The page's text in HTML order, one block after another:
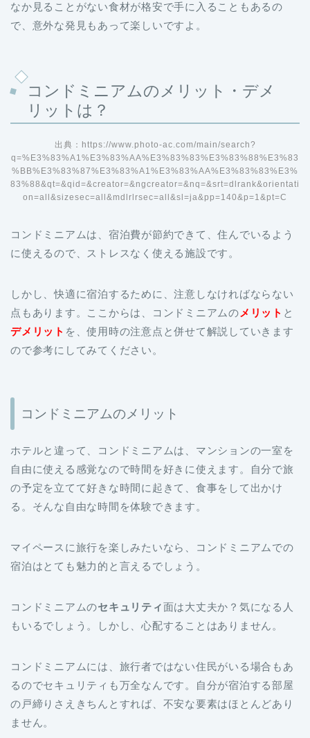
なか見ることがない食材が格安で手に入ることもあるの
で、意外な発見もあって楽しいですよ。
コンドミニアムのメリット・デメ
リットは？
出典：https://www.photo-ac.com/main/search?
q=%E3%83%A1%E3%83%AA%E3%83%83%E3%83%88%E3%83
%BB%E3%83%87%E3%83%A1%E3%83%AA%E3%83%83%E3%
83%88&qt=&qid=&creator=&ngcreator=&nq=&srt=dlrank&orientati
on=all&sizesec=all&mdlrlrsec=all&sl=ja&pp=140&p=1&pt=C
コンドミニアムは、宿泊費が節約できて、住んでいるよう
に使えるので、ストレスなく使える施設です。
しかし、快適に宿泊するために、注意しなければならない
点もあります。ここからは、コンドミニアムの メリット と
デメリット を、使用時の注意点と併せて解説していきます
ので参考にしてみてください。
コンドミニアムのメリット
ホテルと違って、コンドミニアムは、マンションの一室を
自由に使える感覚なので時間を好きに使えます。自分で旅
の予定を立てて好きな時間に起きて、食事をして出かけ
る。そんな自由な時間を体験できます。
マイペースに旅行を楽しみたいなら、コンドミニアムでの
宿泊はとても魅力的と言えるでしょう。
コンドミニアムのセキュリティ面は大丈夫か？気になる人
もいるでしょう。しかし、心配することはありません。
コンドミニアムには、旅行者ではない住民がいる場合もあ
るのでセキュリティも万全なんです。自分が宿泊する部屋
の戸締りさえきちんとすれば、不安な要素はほとんどあり
ません。